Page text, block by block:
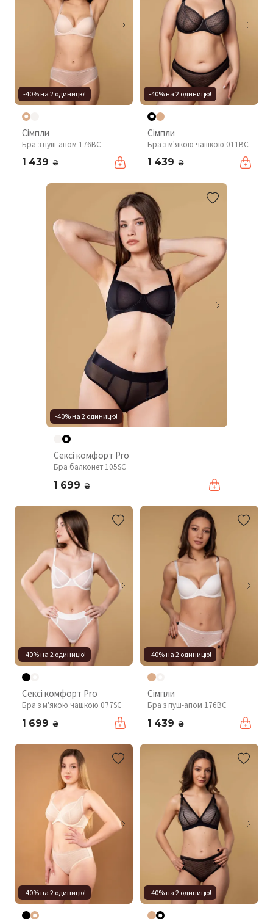
-40% на 2 одиницю!
Сімпли
Бра з пуш-апом 176BC
1 439 ₴
-40% на 2 одиницю!
Сімпли
Бра з м'якою чашкою 011BC
1 439 ₴
-40% на 2 одиницю!
Сексі комфорт Pro
Бра балконет 105SC
1 699 ₴
-40% на 2 одиницю!
Сексі комфорт Pro
Бра з м'якою чашкою 077SC
1 699 ₴
-40% на 2 одиницю!
Сімпли
Бра з пуш-апом 176BC
1 439 ₴
-40% на 2 одиницю! -40% на 2 одиницю!